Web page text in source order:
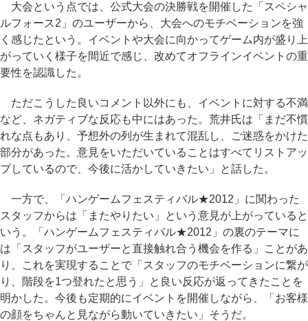
大会という点では、公式大会の決勝戦を開催した「スペシャ
ルフォース2」のユーザーから、大会へのモチベーションを強
く感じたという。イベントや大会に向かってゲーム内が盛り上
がっていく様子を間近で感じ、改めてオフラインイベントの重
要性を認識した。
ただこうした良いコメント以外にも、イベントに対する不満
など、ネガティブな反応も中にはあった。荒井氏は「まだ不慣
れな点もあり、予想外の列が生まれて混乱し、ご迷惑をかけた
部分があった。意見をいただいていることはすべてリストアッ
プしているので、今後に活かしていきたい」と話した。
一方で、「ハンゲームフェスティバル★2012」に関わった
スタッフからは「またやりたい」という意見が上がっていると
いう。「ハンゲームフェスティバル★2012」の裏のテーマに
は「スタッフがユーザーと直接触れ合う機会を作る」ことがあ
り、これを実現することで「スタッフのモチベーションに繋が
り、階段を1つ登れたと思う」と良い反応が返ってきたことを
明かした。今後も定期的にイベントを開催しながら、「お客様
の顔をちゃんと見ながら動いていきたい」そうだ。